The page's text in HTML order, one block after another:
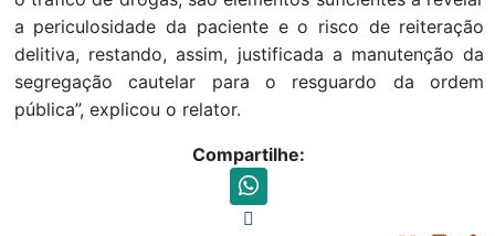
a periculosidade da paciente e o risco de reiteração
delitiva, restando, assim, justificada a manutenção da
segregação cautelar para o resguardo da ordem
pública”, explicou o relator.
Compartilhe: